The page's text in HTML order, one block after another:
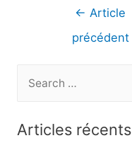
Navigation
l’article
← Article
précédent
Articles récents